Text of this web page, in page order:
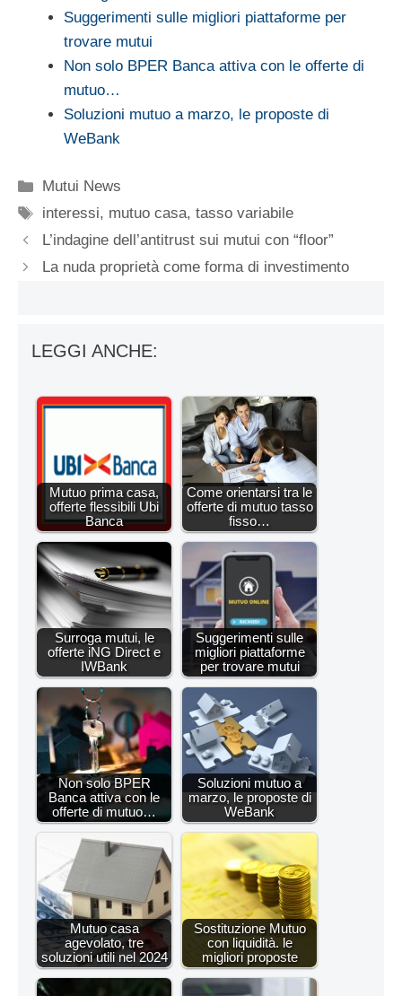
Suggerimenti sulle migliori piattaforme per
trovare mutui
Non solo BPER Banca attiva con le offerte di
mutuo…
Soluzioni mutuo a marzo, le proposte di
WeBank
Categorie
Mutui News
Tag
interessi, mutuo casa,tasso variabile
L’indagine dell’antitrust sui mutui con “floor”
La nuda proprietà come forma di investimento
LEGGI ANCHE:
Mutuo prima casa,
offerte flessibili Ubi
Banca
Come orientarsi tra le
offerte di mutuo tasso
fisso…
Surroga mutui, le
offerte iNG Direct e
IWBank
Suggerimenti sulle
migliori piattaforme
per trovare mutui
Non solo BPER
Banca attiva con le
offerte di mutuo…
Soluzioni mutuo a
marzo, le proposte di
WeBank
Mutuo casa
agevolato, tre
soluzioni utili nel 2024
Sostituzione Mutuo
con liquidità. le
migliori proposte